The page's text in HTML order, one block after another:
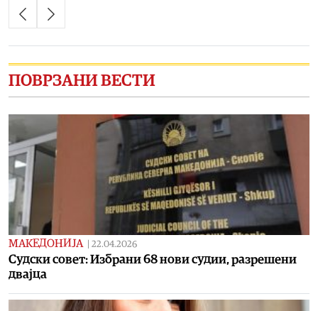
ПОВРЗАНИ ВЕСТИ
МАКЕДОНИЈА 22.04.2026
Судски совет: Избрани 68 нови судии, разрешени
двајца